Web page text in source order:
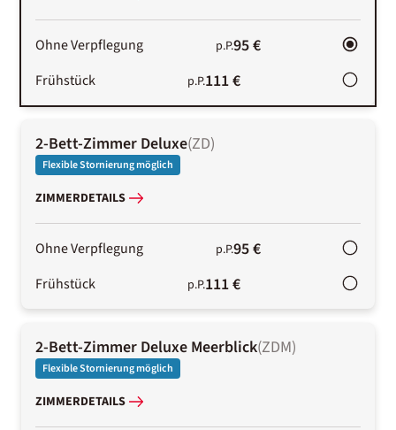
Ohne Verpflegung p.P.95 €
Frühstück p.P.111 €
2-Bett-Zimmer Deluxe(ZD)
Flexible Stornierung möglich
ZIMMERDETAILS
Ohne Verpflegung p.P.95 €
Frühstück p.P.111 €
2-Bett-Zimmer Deluxe Meerblick(ZDM)
Flexible Stornierung möglich
ZIMMERDETAILS